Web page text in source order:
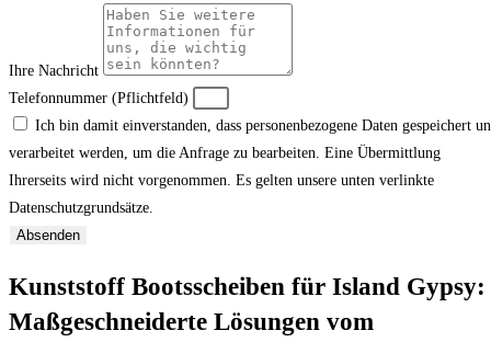
Ihre Nachricht
Telefonnummer (Pflichtfeld)
Ich bin damit einverstanden, dass personenbezogene Daten gespeichert
verarbeitet werden, um die Anfrage zu bearbeiten. Eine Übermittlung
Ihrerseits wird nicht vorgenommen. Es gelten unsere unten verlinkte
Datenschutzgrundsätze.
Absenden
Kunststoff Bootsscheiben für Island Gypsy:
Maßgeschneiderte Lösungen vom